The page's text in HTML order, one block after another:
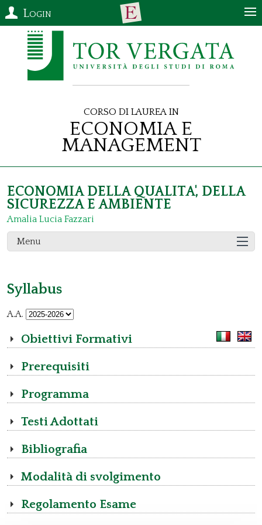
Login
Corso di Laurea in
Economia e
Management
ECONOMIA DELLA QUALITA', DELLA
SICUREZZA E AMBIENTE
Amalia Lucia Fazzari
Menu
Syllabus
A.A.
Obiettivi Formativi
Prerequisiti
Programma
Testi Adottati
Bibliografia
Modalità di svolgimento
Regolamento Esame